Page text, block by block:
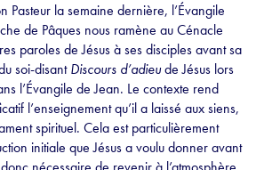
Pasteur la semaine dernière, l’Évangile
de Pâques nous ramène au Cénacle
paroles de Jésus à ses disciples avant sa
soi-disantDiscours d’adieude Jésus lors
l’Évangile de Jean. Le contexte rend
l’enseignement qu’il a laissé aux siens,
spirituel. Cela est particulièrement
initiale que Jésus a voulu donner avant